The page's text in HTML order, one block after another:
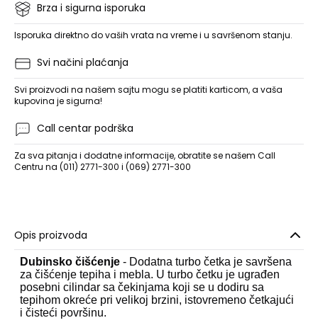
Brza i sigurna isporuka
Isporuka direktno do vaših vrata na vreme i u savršenom stanju.
Svi načini plaćanja
Svi proizvodi na našem sajtu mogu se platiti karticom, a vaša
kupovina je sigurna!
Call centar podrška
Za sva pitanja i dodatne informacije, obratite se našem Call
Centru na (011) 2771-300 i (069) 2771-300
Opis proizvoda
Dubinsko čišćenje - Dodatna turbo četka je savršena
za čišćenje tepiha i mebla. U turbo četku je ugrađen
posebni cilindar sa čekinjama koji se u dodiru sa
tepihom okreće pri velikoj brzini, istovremeno četkajući
i čisteći površinu.